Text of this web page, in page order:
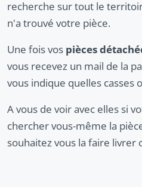
recherche sur tout le
n'a trouvé votre pièce.
Une fois vos pièces
vous recevez un mail de la
vous indique quelles casses
A vous de voir avec elles si
chercher vous-même la
souhaitez vous la faire livrer